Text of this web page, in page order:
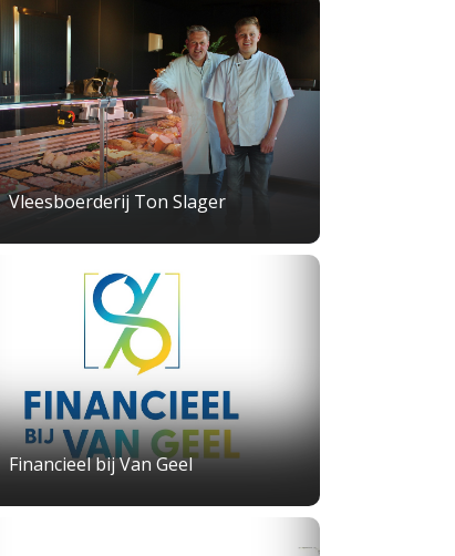
Vleesboerderij Ton Slager
Financieel bij Van Geel